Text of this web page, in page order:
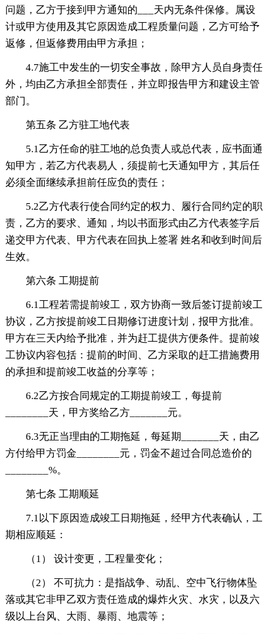
问题，乙方于接到甲方通知的___天内无条件保修。属设
计或甲方使用及其它原因造成工程质量问题，乙方可给予
返修，但返修费用由甲方承担；
4.7施工中发生的一切安全事故，除甲方人员自身责任
外，均由乙方承担全部责任，并立即报告甲方和建设主管
部门。
第五条 乙方驻工地代表
5.1乙方任命的驻工地的总负责人或总代表，应书面通
知甲方，若乙方代表易人，须提前七天通知甲方，其后任
必须全面继续承担前任应负的责任；
5.2乙方代表行使合同约定的权力、履行合同约定的职
责，乙方的要求、通知，均以书面形式由乙方代表签字后
递交甲方代表、甲方代表在回执上签署 姓名和收到时间后
生效。
第六条 工期提前
6.1工程若需提前竣工，双方协商一致后签订提前竣工
协议，乙方按提前竣工日期修订进度计划，报甲方批准。
甲方在三天内给予批准，并为赶工提供方便条件。提前竣
工协议内容包括：提前的时间、乙方采取的赶工措施费用
的承担和提前竣工收益的分享等；
6.2乙方按合同规定的工期提前竣工，每提前
________天，甲方奖给乙方_______元。
6.3无正当理由的工期拖延，每延期_______天，由乙
方付给甲方罚金________元，罚金不超过合同总造价的
________%。
第七条 工期顺延
7.1以下原因造成竣工日期拖延，经甲方代表确认，工
期相应顺延：
（1） 设计变更，工程量变化；
（2） 不可抗力：是指战争、动乱、空中飞行物体坠
落或其它非甲乙双方责任造成的爆炸火灾、水灾，以及六
级以上台风、大雨、暴雨、地震等；